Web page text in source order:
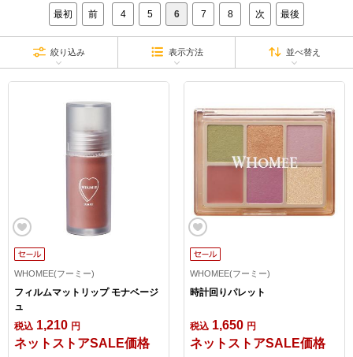
最初 前 4 5 6 7 8 次 最後
絞り込み 表示方法 並べ替え
WHOMEE(フーミー)
フィルムマットリップ モナベージ
ュ
税込 1,210 円
ネットストアSALE価格
WHOMEE(フーミー)
時計回りパレット
税込 1,650 円
ネットストアSALE価格